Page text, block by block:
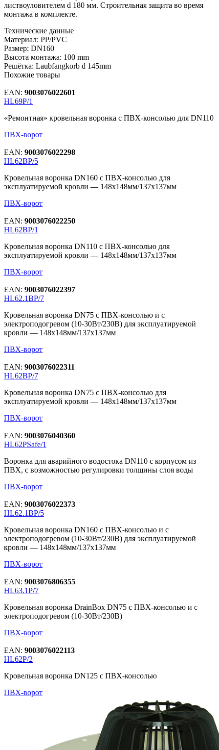
листвоуловителем d 180 мм. Строительная защита во время
монтажа в комплекте.
Технические данные
Материал: PP/PVC
Размер: DN160
Высота монтажа: 100 mm
Решётка: Laubfangkorb d 145mm
Похожие товары
EAN: 9003076022601
HL69P/1
«Ремонтная» кровельная воронка с ПВХ-консолью для DN110
ПВХ-ворот
EAN: 9003076022298
HL62BP/5
Кровельная воронка DN160 с ПВХ-консолью для
эксплуатируемой кровли — 148х148мм/137х137мм
ПВХ-ворот
EAN: 9003076022250
HL62BP/1
Кровельная воронка DN110 с ПВХ-консолью для
эксплуатируемой кровли — 148х148мм/137х137мм
ПВХ-ворот
EAN: 9003076022397
HL62.1BP/7
Кровельная воронка DN75 с ПВХ-консолью и с
электроподогревом (10-30Вт/230В) для эксплуатируемой
кровли — 148х148мм/137х137мм
ПВХ-ворот
EAN: 9003076022311
HL62BP/7
Кровельная воронка DN75 с ПВХ-консолью для
эксплуатируемой кровли — 148х148мм/137х137мм
ПВХ-ворот
EAN: 9003076040360
HL62PSafe/1
Воронка для аварийного водостока DN110 с корпусом из
ПВХ, с возможностью регулировки толщины слоя воды
ПВХ-ворот
EAN: 9003076022373
HL62.1BP/5
Кровельная воронка DN160 с ПВХ-консолью и с
электроподогревом (10-30Вт/230В) для эксплуатируемой
кровли — 148х148мм/137х137мм
ПВХ-ворот
EAN: 9003076806355
HL63.1P/7
Кровельная воронка DrainBox DN75 с ПВХ-консолью и с
электроподогревом (10-30Вт/230В)
ПВХ-ворот
EAN: 9003076022113
HL62P/2
Кровельная воронка DN125 с ПВХ-консолью
ПВХ-ворот